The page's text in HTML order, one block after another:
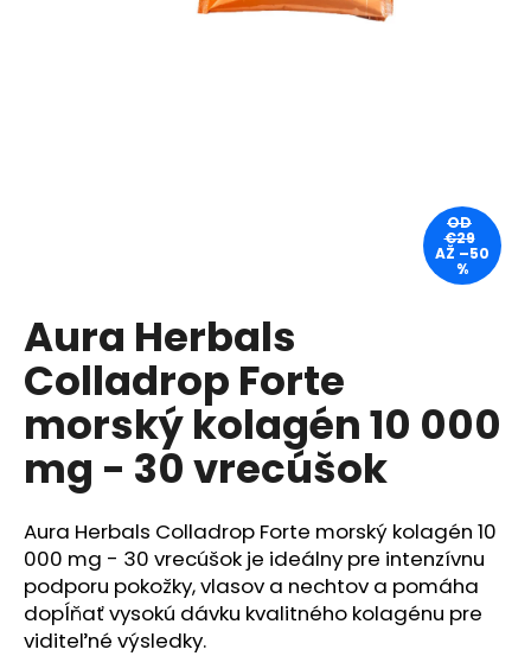
Aura Herbals
Colladrop Forte
morský kolagén 10 000
mg - 30 vrecúšok
Aura Herbals Colladrop Forte morský kolagén 10
000 mg - 30 vrecúšok je ideálny pre intenzívnu
podporu pokožky, vlasov a nechtov a pomáha
dopĺňať vysokú dávku kvalitného kolagénu pre
viditeľné výsledky.
OD
€29
AŽ –50
%
O
d
p
o
r
č
a
m
e